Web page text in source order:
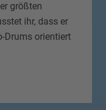
größten
ihr, dass er
Drums orientiert